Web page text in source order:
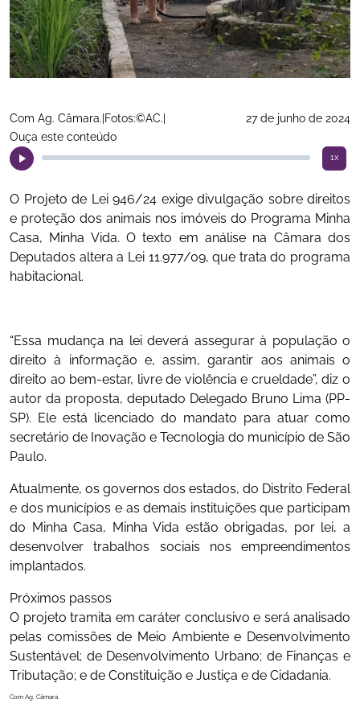
Com Ag. Câmara.|Fotos:©AC.|
27 de junho de 2024
Ouça este conteúdo
1x
O Projeto de Lei 946/24 exige divulgação sobre direitos
e proteção dos animais nos imóveis do Programa Minha
Casa, Minha Vida. O texto em análise na Câmara dos
Deputados altera a Lei 11.977/09, que trata do programa
habitacional.
“Essa mudança na lei deverá assegurar à população o
direito à informação e, assim, garantir aos animais o
direito ao bem-estar, livre de violência e crueldade”, diz o
autor da proposta, deputado Delegado Bruno Lima (PP-
SP). Ele está licenciado do mandato para atuar como
secretário de Inovação e Tecnologia do município de São
Paulo.
Atualmente, os governos dos estados, do Distrito Federal
e dos municípios e as demais instituições que participam
do Minha Casa, Minha Vida estão obrigadas, por lei, a
desenvolver trabalhos sociais nos empreendimentos
implantados.
Próximos passos
O projeto tramita em caráter conclusivo e será analisado
pelas comissões de Meio Ambiente e Desenvolvimento
Sustentável; de Desenvolvimento Urbano; de Finanças e
Tributação; e de Constituição e Justiça e de Cidadania.
Com Ag. Câmara.